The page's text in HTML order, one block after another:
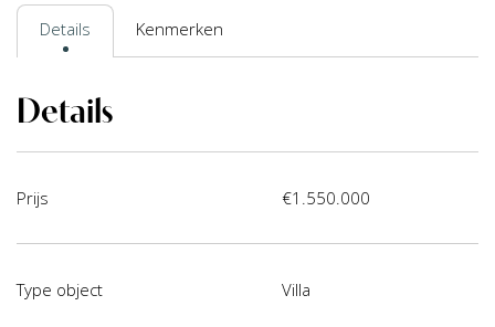
Details Kenmerken
Details
Prijs €1.550.000
Type object Villa